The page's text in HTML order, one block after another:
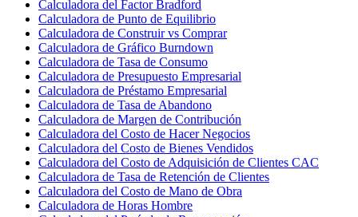
Calculadora del Factor Bradford
Calculadora de Punto de Equilibrio
Calculadora de Construir vs Comprar
Calculadora de Gráfico Burndown
Calculadora de Tasa de Consumo
Calculadora de Presupuesto Empresarial
Calculadora de Préstamo Empresarial
Calculadora de Tasa de Abandono
Calculadora de Margen de Contribución
Calculadora del Costo de Hacer Negocios
Calculadora del Costo de Bienes Vendidos
Calculadora del Costo de Adquisición de Clientes CAC
Calculadora de Tasa de Retención de Clientes
Calculadora del Costo de Mano de Obra
Calculadora de Horas Hombre